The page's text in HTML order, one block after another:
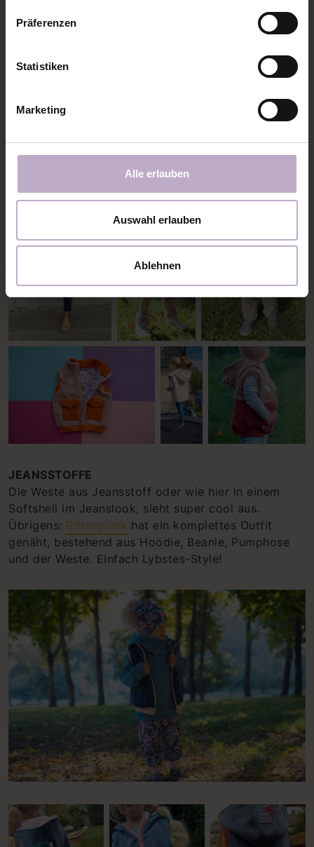
Präferenzen
Statistiken
Marketing
Alle erlauben
Auswahl erlauben
Ablehnen
JEANSSTOFFE
Die Weste aus Jeansstoff oder wie hier in einem
Softshell im Jeanslook, sieht super cool aus.
Übrigens: Ritterglück hat ein komplettes Outfit
genäht, bestehend aus Hoodie, Beanie, Pumphose
und der Weste. Einfach Lybstes-Style!